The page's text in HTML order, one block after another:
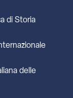
di Storia
delle